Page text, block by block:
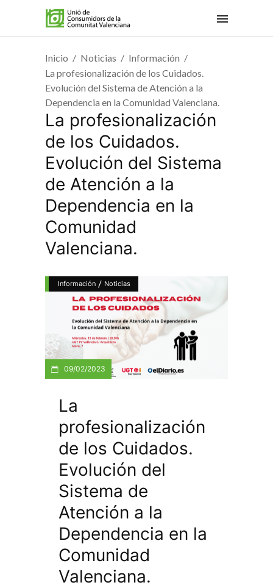
Inicio Noticias
Información
La profesionalización de los Cuidados.
Evolución del Sistema de Atención a la
Dependencia en la Comunidad Valenciana.
La profesionalización
de los Cuidados.
Evolución del Sistema
de Atención a la
Dependencia en la
Comunidad
Valenciana.
Información / Noticias
09/02/2023
La
profesionalización
de los Cuidados.
Evolución del
Sistema de
Atención a la
Dependencia en la
Comunidad
Valenciana.